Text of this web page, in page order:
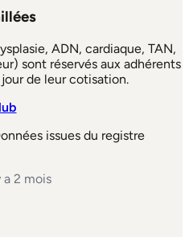
ADN, cardiaque, TAN,
sont réservés aux adhérents
de leur cotisation.
issues du registre
a 2 mois